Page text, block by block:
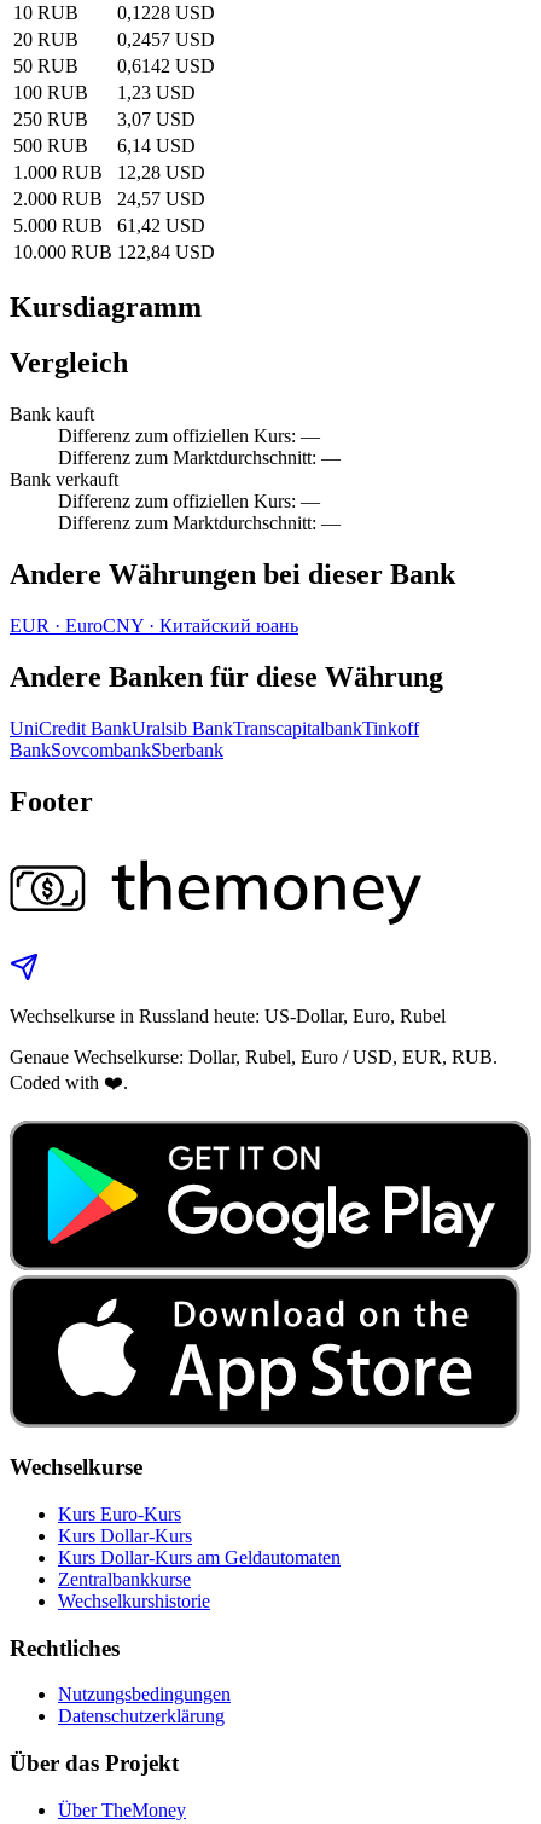
10 RUB
0,1228 USD
20 RUB
0,2457 USD
50 RUB
0,6142 USD
100 RUB
1,23 USD
250 RUB
3,07 USD
500 RUB
6,14 USD
1.000 RUB
12,28 USD
2.000 RUB
24,57 USD
5.000 RUB
61,42 USD
10.000 RUB 122,84 USD
Kursdiagramm
Vergleich
Bank kauft
Differenz zum offiziellen Kurs: —
Differenz zum Marktdurchschnitt: —
Bank verkauft
Differenz zum offiziellen Kurs: —
Differenz zum Marktdurchschnitt: —
Andere Währungen bei dieser Bank
EUR · EuroCNY · Китайский юань
Andere Banken für diese Währung
UniCredit BankUralsib BankTranscapitalbankTinkoff
BankSovcombankSberbank
Footer
Wechselkurse in Russland heute: US-Dollar, Euro, Rubel
Genaue Wechselkurse: Dollar, Rubel, Euro / USD, EUR, RUB.
Coded with ❤️.
Wechselkurse
Kurs Euro-Kurs
Kurs Dollar-Kurs
Kurs Dollar-Kurs am Geldautomaten
Zentralbankkurse
Wechselkurshistorie
Rechtliches
Nutzungsbedingungen
Datenschutzerklärung
Über das Projekt
Über TheMoney